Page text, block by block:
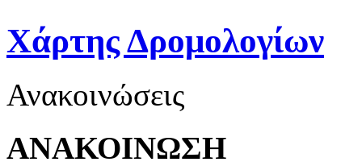
Χάρτης Δρομολογίων
Ανακοινώσεις
ΑΝΑΚΟΙΝΩΣΗ